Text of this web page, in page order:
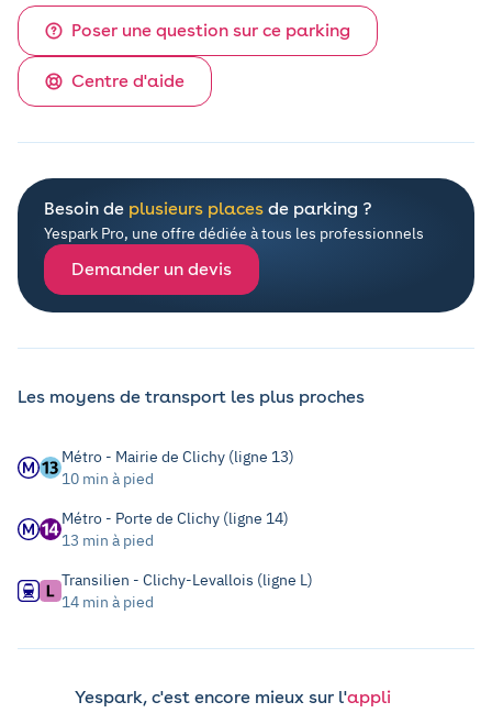
Poser une question sur ce parking
Centre d'aide
Besoin de plusieurs places de parking ?
Yespark Pro, une offre dédiée à tous les professionnels
Demander un devis
Les moyens de transport les plus proches
Métro - Mairie de Clichy (ligne 13)
10 min à pied
Métro - Porte de Clichy (ligne 14)
13 min à pied
Transilien - Clichy-Levallois (ligne L)
14 min à pied
Yespark, c'est encore mieux sur l'appli